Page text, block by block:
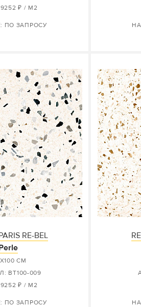
₽ / М2
ПО ЗАПРОСУ
RE-BEL
СМ
BT100-009
₽ / М2
ПО ЗАПРОСУ